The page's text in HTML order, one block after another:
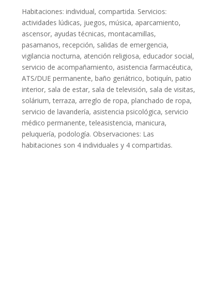
Habitaciones: individual, compartida. Servicios:
actividades lúdicas, juegos, música, aparcamiento,
ascensor, ayudas técnicas, montacamillas,
pasamanos, recepción, salidas de emergencia,
vigilancia nocturna, atención religiosa, educador social,
servicio de acompañamiento, asistencia farmacéutica,
ATS/DUE permanente, baño geriátrico, botiquín, patio
interior, sala de estar, sala de televisión, sala de visitas,
solárium, terraza, arreglo de ropa, planchado de ropa,
servicio de lavandería, asistencia psicológica, servicio
médico permanente, teleasistencia, manicura,
peluquería, podología. Observaciones: Las
habitaciones son 4 individuales y 4 compartidas.